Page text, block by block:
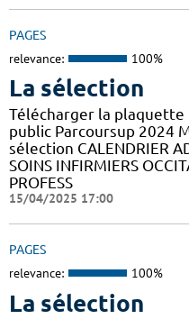
PAGES
relevance: 100%
La sélection
Télécharger la
public Parcoursup 2024
sélection CALENDRIER
SOINS INFIRMIERS
PROFESS
15/04/2025 17:00
PAGES
relevance: 100%
La sélection